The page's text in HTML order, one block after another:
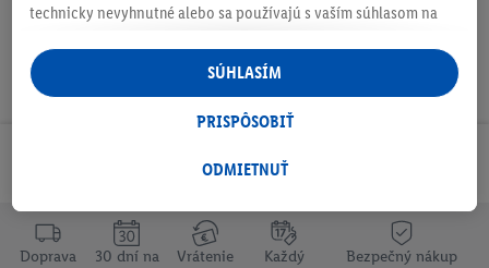
Odoberaj Newsletter!
Doprava
30 dní na
Vrátenie
Každý
Bezpečný nákup
technicky nevyhnutné alebo sa používajú s vaším súhlasom na
personalizovanú reklamu v rámci služieb Lidl aj mimo nich. Ak
ste účastníkom programu Lidl Plus, na tieto účely sa spracúvajú
aj údaje z vášho nákupného správania v obchode.
následne si vytvoríte účet Lidl Plus alebo sa prihlásite do svojho
tiež vytvoriť špeciálny online identifikátor z e-mailovej adresy,
ktorú tam uvediete, aby sme vás mohli rozpoznať v službách
ODMIETNUŤ
PRISPÔSOBIŤ
SÚHLASÍM